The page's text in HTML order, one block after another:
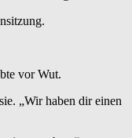
vor Wut.
„Wir haben dir einen